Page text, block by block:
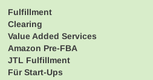
Fulfillment
Clearing
Value Added Services
Amazon Pre-FBA
JTL Fulfillment
Für Start-Ups